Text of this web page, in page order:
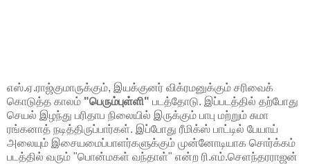
எஸ்.ஏ.ராஜ்குமாருக்கும், இயக்குனர் விக்ரமனுக்கும் சரிவைக்
கொடுத்த காலம் "பெரும்புள்ளி" படத்தோடு. இப்படத்தில் தற்போது
செயல் இழந்து பரிதாப நிலையில் இருக்கும் பாபு மற்றும் சுமா
ரங்கனாத் நடித்திருப்பார்கள். இப்போது ரீமிக்ஸ் பாட்டில் பேயாய்
அலையும் இசையமைப்பாளர்களுக்கும் முன்னோடியாக சொர்க்கம்
படத்தில் வரும் "பொன்மகள் வந்தாள்" என்ற ரி.எம்.செளந்தரராஜன்